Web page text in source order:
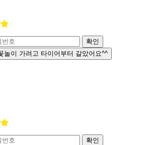
확인
놀이 가려고 타이어부터 갈았어요^^
확인